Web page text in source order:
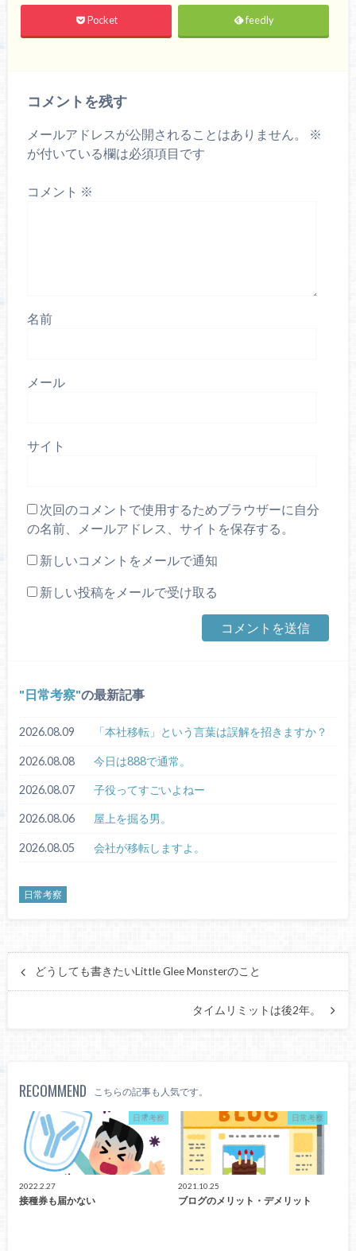
Pocket feedly
コメントを残す
メールアドレスが公開されることはありません。
※
が付いている欄は必須項目です
コメント ※
名前
メール
サイト
次回のコメントで使用するためブラウザーに自分
の名前、メールアドレス、サイトを保存する。
新しいコメントをメールで通知
新しい投稿をメールで受け取る
日常考察 の最新記事
2026.08.09 「本社移転」という言葉は誤解を招きますか？
2026.08.08 今日は888で通常。
2026.08.07 子役ってすごいよねー
2026.08.06 屋上を掘る男。
2026.08.05 会社が移転しますよ。
日常考察
どうしても書きたいLittle Glee Monsterのこと
タイムリミットは後2年。
RECOMMEND こちらの記事も人気です。
日常考察
2022.2.27
接種券も届かない
日常考察
2021.10.25
ブログのメリット・デメリット